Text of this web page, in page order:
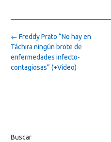
Post
navigation
← Freddy Prato “No hay en
Táchira ningún brote de
enfermedades infecto-
contagiosas” (+Video)
Buscar